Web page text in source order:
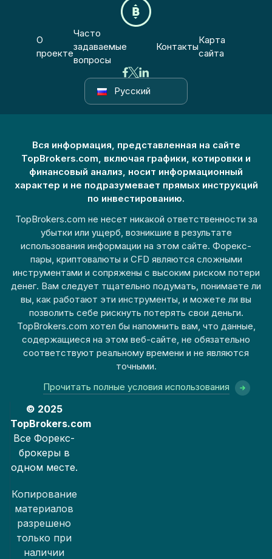
О
проекте
Часто
задаваемые
вопросы
Контакты
Карта
сайта
Русский
Вся информация, представленная на сайте
TopBrokers.com, включая графики, котировки и
финансовый анализ, носит информационный
характер и не подразумевает прямых инструкций
по инвестированию.
TopBrokers.com не несет никакой ответственности за
убытки или ущерб, возникшие в результате
использования информации на этом сайте. Форекс-
пары, криптовалюты и CFD являются сложными
инструментами и сопряжены с высоким риском потери
денег. Вам следует тщательно подумать, понимаете ли
вы, как работают эти инструменты, и можете ли вы
позволить себе рискнуть потерять свои деньги.
TopBrokers.com хотел бы напомнить вам, что данные,
содержащиеся на этом веб-сайте, не обязательно
соответствуют реальному времени и не являются
точными.
Прочитать полные условия использования
© 2025
TopBrokers.com
Все Форекс-
брокеры в
одном месте.
Копирование
материалов
разрешено
только при
наличии